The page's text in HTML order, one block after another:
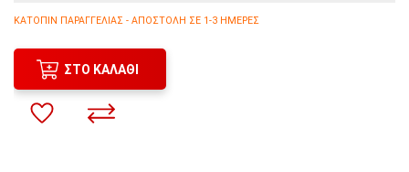
ΚΑΤΌΠΙΝ ΠΑΡΑΓΓΕΛΊΑΣ - ΑΠΟΣΤΟΛΉ ΣΕ 1-3 ΗΜΈΡΕΣ
ΣΤΟ ΚΑΛΆΘΙ